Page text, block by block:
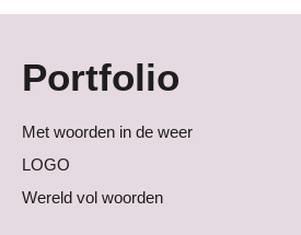
Portfolio
Met woorden in de weer
LOGO
Wereld vol woorden